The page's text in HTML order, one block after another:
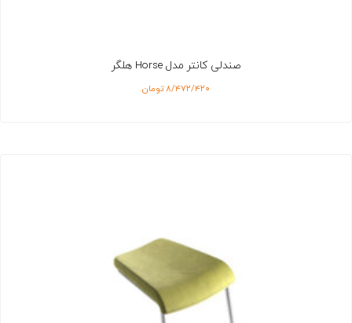
صندلی کانتر مدل Horse هلگر
۸/۴۷۲/۴۲۰ تومان